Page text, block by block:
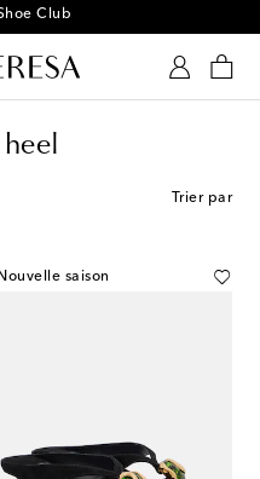
Club
Trier par
Nouvelle saison